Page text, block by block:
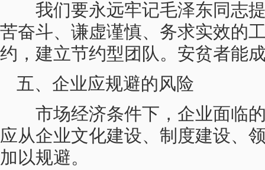
我们要永远牢记毛泽东同志
苦奋斗、谦虚谨慎、务求实效的
约，建立节约型团队。安贫者能
五、企业应规避的风险
市场经济条件下，企业面临
应从企业文化建设、制度建设、
加以规避。